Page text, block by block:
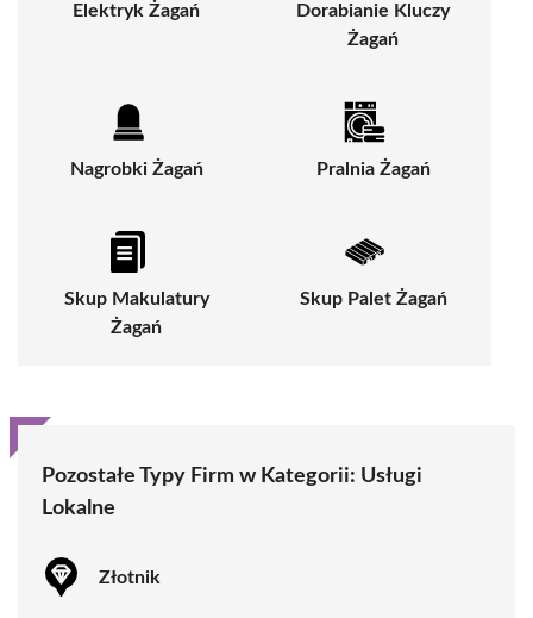
Elektryk Żagań
Dorabianie Kluczy
Żagań
Nagrobki Żagań Pralnia Żagań
Skup Makulatury
Żagań
Skup Palet Żagań
Pozostałe Typy Firm w Kategorii: Usługi
Lokalne
Złotnik